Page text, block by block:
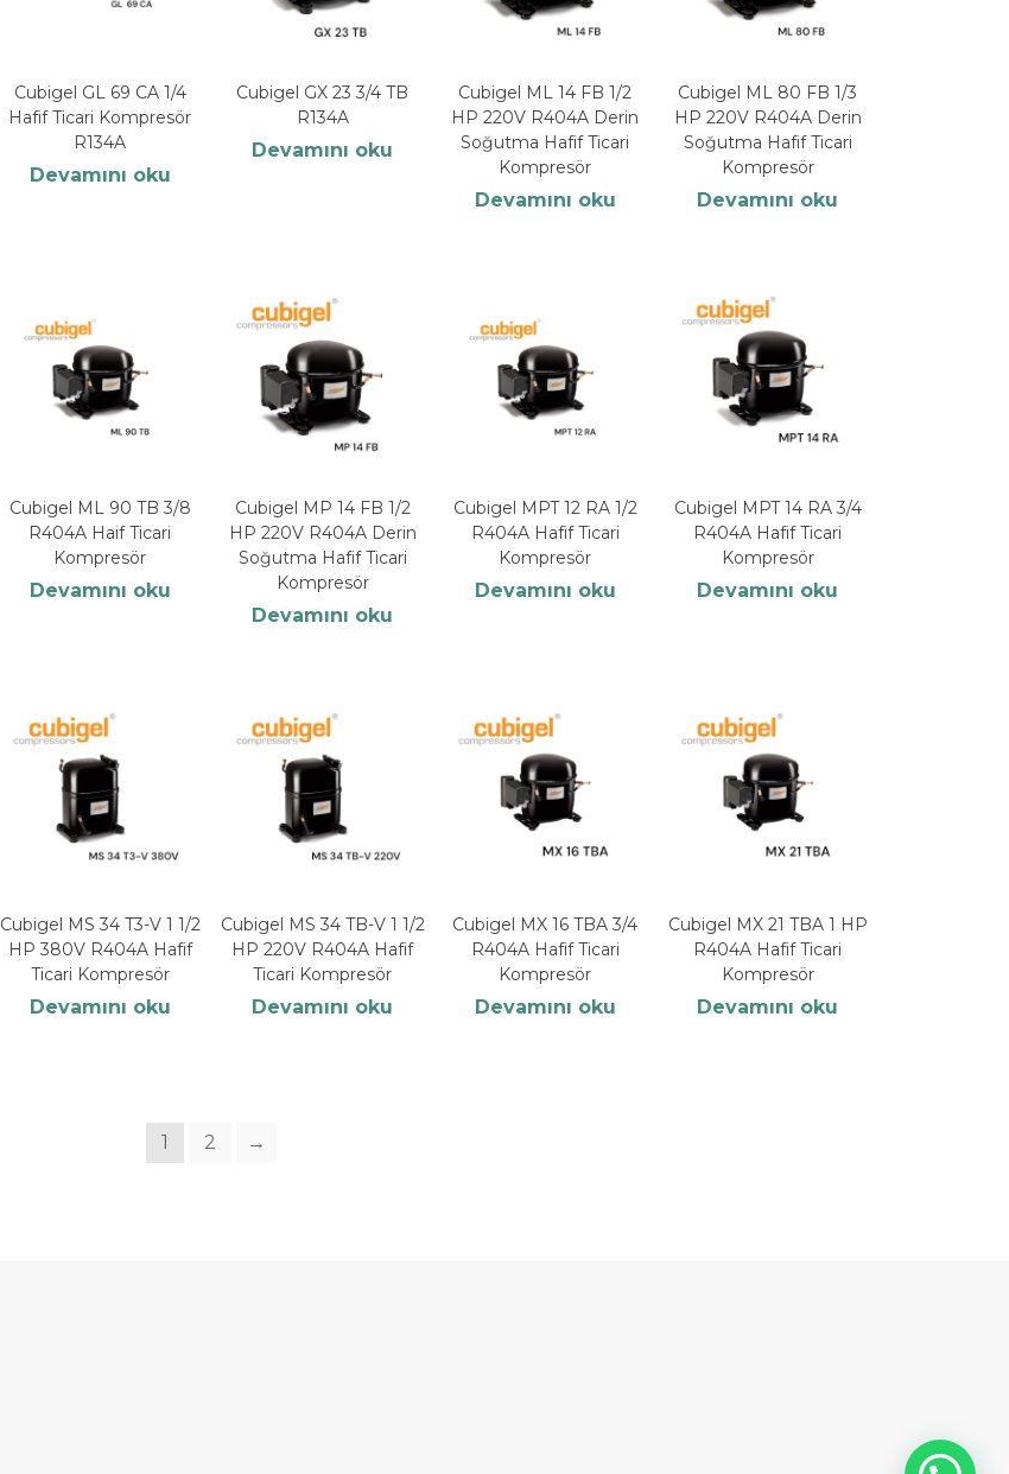
Cubigel GL 69 CA 1/4
Hafif Ticari Kompresör
R134A
Devamını oku
Cubigel GX 23 3/4 TB
R134A
Devamını oku
Cubigel ML 14 FB 1/2
HP 220V R404A Derin
Soğutma Hafif Ticari
Kompresör
Devamını oku
Cubigel ML 80 FB 1/3
HP 220V R404A Derin
Soğutma Hafif Ticari
Kompresör
Devamını oku
Cubigel ML 90 TB 3/8
R404A Haif Ticari
Kompresör
Devamını oku
Cubigel MP 14 FB 1/2
HP 220V R404A Derin
Soğutma Hafif Ticari
Kompresör
Devamını oku
Cubigel MPT 12 RA 1/2
R404A Hafif Ticari
Kompresör
Devamını oku
Cubigel MPT 14 RA 3/4
R404A Hafif Ticari
Kompresör
Devamını oku
Cubigel MS 34 T3-V 1 1/2
HP 380V R404A Hafif
Ticari Kompresör
Devamını oku
Cubigel MS 34 TB-V 1 1/2
HP 220V R404A Hafif
Ticari Kompresör
Devamını oku
Cubigel MX 16 TBA 3/4
R404A Hafif Ticari
Kompresör
Devamını oku
Cubigel MX 21 TBA 1 HP
R404A Hafif Ticari
Kompresör
Devamını oku
1 2 →